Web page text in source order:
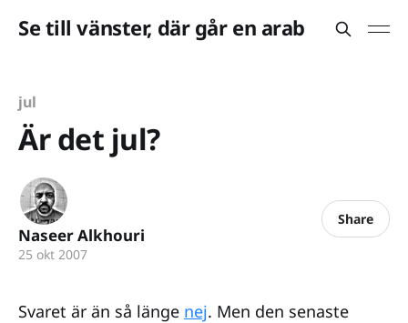
Se till vänster, där går en arab
jul
Är det jul?
Naseer Alkhouri
25 okt 2007
Share
Svaret är än så länge nej. Men den senaste